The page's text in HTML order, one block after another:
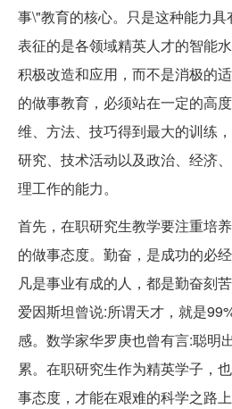
事\"教育的核心。只是这种能力
表征的是各领域精英人才的智能
积极改造和应用，而不是消极的
的做事教育，必须站在一定的高
维、方法、技巧得到最大的训练
研究、技术活动以及政治、经济
理工作的能力。
首先，在职研究生教学要注重培
的做事态度。勤奋，是成功的必
凡是事业有成的人，都是勤奋刻
爱因斯坦曾说:所谓天才，就是
感。数学家华罗庚也曾有言:聪明
累。在职研究生作为精英学子，
事态度，才能在艰难的科学之路